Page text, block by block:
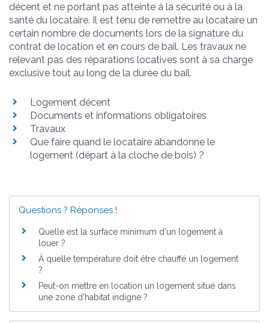
décent et ne portant pas atteinte à la sécurité ou à la
santé du locataire. Il est tenu de remettre au locataire un
certain nombre de documents lors de la signature du
contrat de location et en cours de bail. Les travaux ne
relevant pas des réparations locatives sont à sa charge
exclusive tout au long de la durée du bail.
Logement décent
Documents et informations obligatoires
Travaux
Que faire quand le locataire abandonne le
logement (départ à la cloche de bois) ?
Questions ? Réponses !
Quelle est la surface minimum d'un logement à
louer ?
À quelle température doit être chauffé un logement
?
Peut-on mettre en location un logement situé dans
une zone d'habitat indigne ?